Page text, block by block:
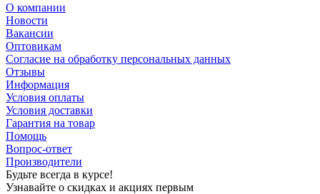
О компании
Новости
Вакансии
Оптовикам
Cогласие на обработку персональных данных
Отзывы
Информация
Условия оплаты
Условия доставки
Гарантия на товар
Помощь
Вопрос-ответ
Производители
Будьте всегда в курсе!
Узнавайте о скидках и акциях первым